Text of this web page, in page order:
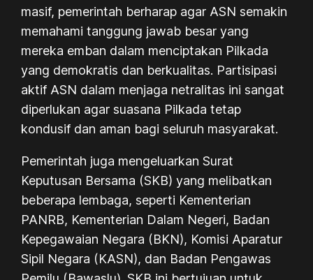
masif, pemerintah berharap agar ASN semakin
memahami tanggung jawab besar yang
mereka emban dalam menciptakan Pilkada
yang demokratis dan berkualitas. Partisipasi
aktif ASN dalam menjaga netralitas ini sangat
diperlukan agar suasana Pilkada tetap
kondusif dan aman bagi seluruh masyarakat.
Pemerintah juga mengeluarkan Surat
Keputusan Bersama (SKB) yang melibatkan
beberapa lembaga, seperti Kementerian
PANRB, Kementerian Dalam Negeri, Badan
Kepegawaian Negara (BKN), Komisi Aparatur
Sipil Negara (KASN), dan Badan Pengawas